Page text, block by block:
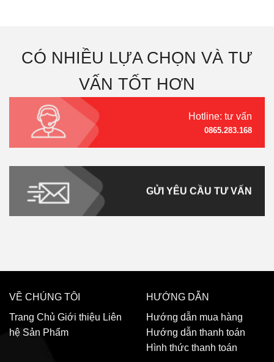
CÓ NHIỀU LỰA CHỌN VÀ TƯ
VẤN TỐT HƠN
Hotline: tư vấn
0865.283.168
GỬI YÊU CẦU TƯ VẤN
VỀ CHÚNG TÔI
Trang Chủ Giới thiệu Liên
hệ Sản Phẩm
HƯỚNG DẪN
Hướng dẫn mua hàng
Hướng dẫn thanh toán
Hình thức thanh toán